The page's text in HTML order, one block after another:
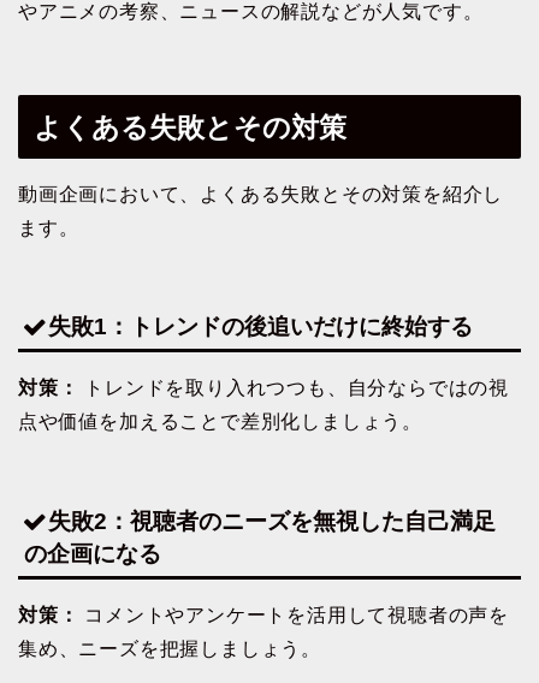
やアニメの考察、ニュースの解説などが人気です。
よくある失敗とその対策
動画企画において、よくある失敗とその対策を紹介し
ます。
失敗1：トレンドの後追いだけに終始する
対策：
トレンドを取り入れつつも、自分ならではの視
点や価値を加えることで差別化しましょう。
失敗2：視聴者のニーズを無視した自己満足
の企画になる
対策：
コメントやアンケートを活用して視聴者の声を
集め、ニーズを把握しましょう。